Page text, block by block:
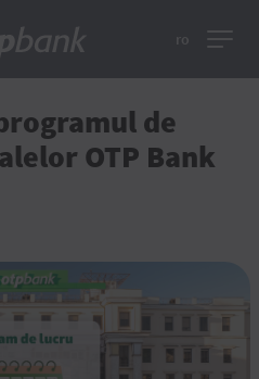
ro
de
OTP Bank